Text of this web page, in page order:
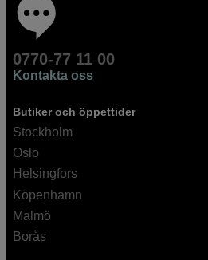
0770-77 11 00
Kontakta oss
Butiker och öppettider
Stockholm
Oslo
Helsingfors
Köpenhamn
Malmö
Borås